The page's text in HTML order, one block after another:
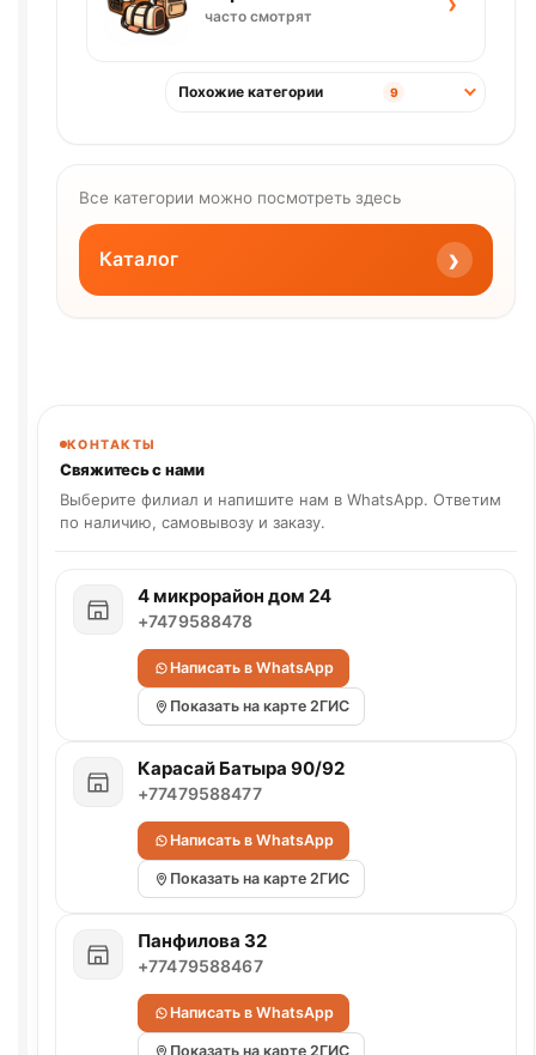
часто смотрят
Похожие категории 9
Все категории можно посмотреть здесь
Каталог ›
КОНТАКТЫ
Свяжитесь с нами
Выберите филиал и напишите нам в WhatsApp. Ответим
по наличию, самовывозу и заказу.
4 микрорайон дом 24
+7479588478
Написать в WhatsApp
Показать на карте 2ГИС
Карасай Батыра 90/92
+77479588477
Написать в WhatsApp
Показать на карте 2ГИС
Панфилова 32
+77479588467
Написать в WhatsApp
Показать на карте 2ГИС